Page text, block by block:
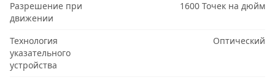
Разрешение при
движении
1600 Точек на дюйм
Технология
указательного
устройства
Оптический